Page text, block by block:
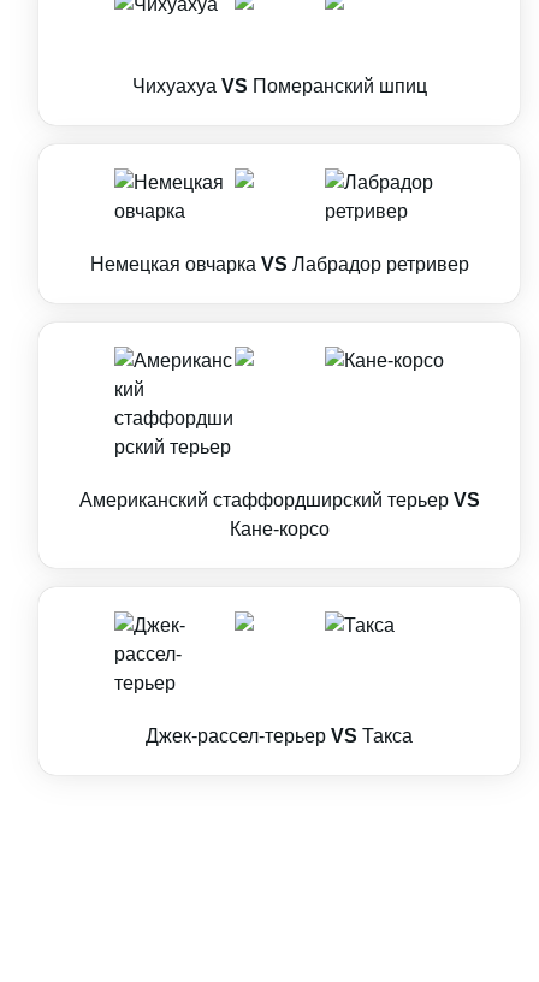
Чихуахуа VS Померанский шпиц
Немецкая овчарка VS Лабрадор ретривер
Американский стаффордширский терьер VS
Кане-корсо
Джек-рассел-терьер VS Такса